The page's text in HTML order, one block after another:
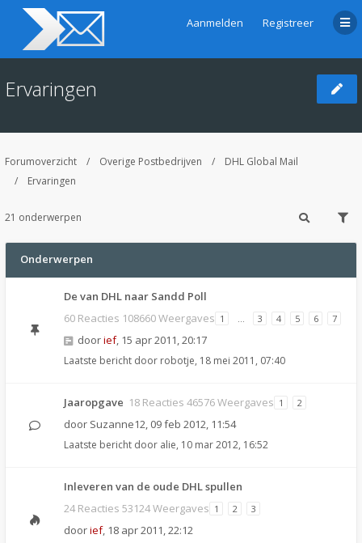
Aanmelden Registreer
Ervaringen
Forumoverzicht Overige Postbedrijven
DHL Global Mail
Ervaringen
21 onderwerpen
Onderwerpen
De van DHL naar Sandd Poll
60 Reacties 108660 Weergaves 1 … 3 4 5 6 7
doorief, 15 apr 2011, 20:17
Laatste bericht door robotje, 18 mei 2011, 07:40
Jaaropgave 18 Reacties 46576 Weergaves 1 2
door Suzanne12, 09 feb 2012, 11:54
Laatste bericht door alie, 10 mar 2012, 16:52
Inleveren van de oude DHL spullen
24 Reacties 53124 Weergaves 1 2 3
doorief, 18 apr 2011, 22:12